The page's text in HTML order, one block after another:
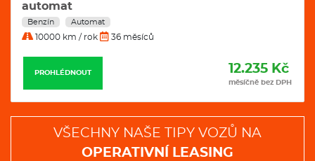
automat
Benzín Automat
10000 km / rok 36 měsíců
PROHLÉDNOUT 12.235 Kč
měsíčně bez DPH
VŠECHNY NAŠE TIPY VOZŮ NA
OPERATIVNÍ LEASING